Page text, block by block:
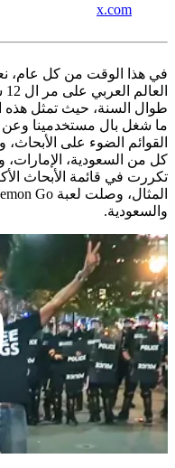
x.com
في هذا الوقت من كل عام،
طوال السنة، حيث تمثل هذه
ما شغل بال مستخدمينا وعن
القوائم الضوء على
كل من السعودية،
تكررت في قائمة الأبحاث
والسعودية.